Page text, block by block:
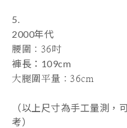
5.
2000年代
腰圍 ：36吋
褲長 ：109cm
大腿圍平量 ：36cm
（以上尺寸為手工量測，
考）